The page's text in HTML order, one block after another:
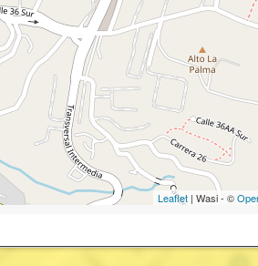
Leaflet | Wasi - ©